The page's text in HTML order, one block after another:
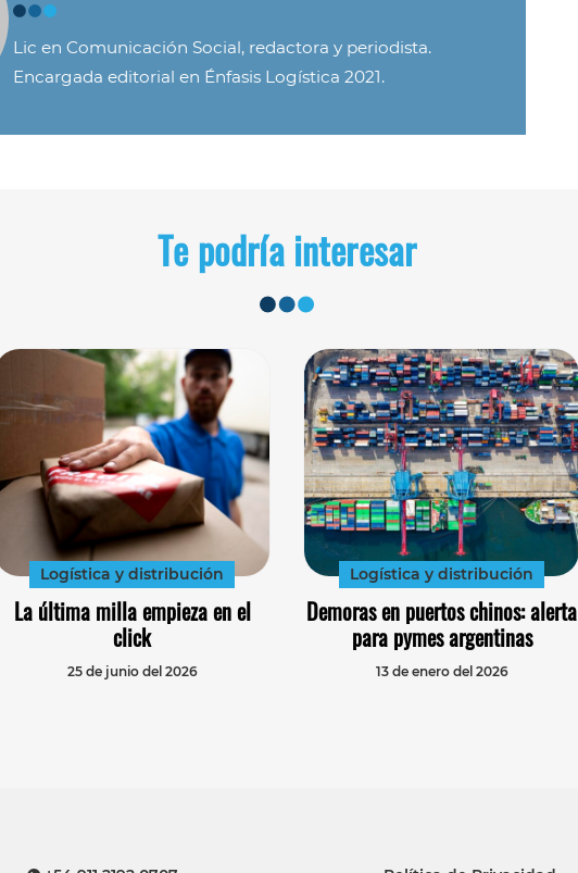
Lic en Comunicación Social, redactora y periodista.
Encargada editorial en Énfasis Logística 2021.
Te podría interesar
Logística y distribución
La última milla empieza en el
click
25 de junio del 2026
Logística y distribución
Demoras en puertos chinos: alerta
para pymes argentinas
13 de enero del 2026